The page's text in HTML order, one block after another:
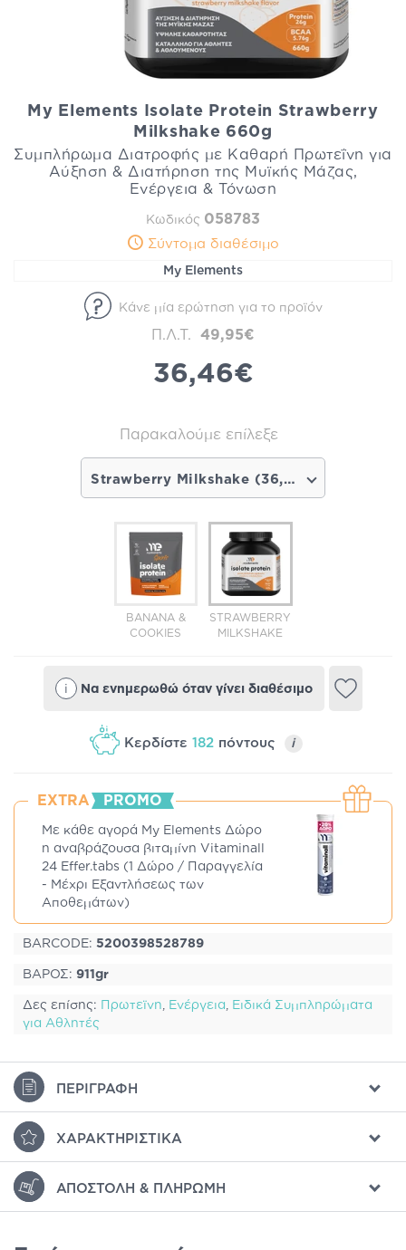
My Elements Isolate Protein Strawberry
Milkshake 660g
Συμπλήρωμα Διατροφής με Καθαρή Πρωτεΐνη για
Αύξηση & Διατήρηση της Μυϊκής Μάζας,
Ενέργεια & Τόνωση
Κωδικός 058783
Σύντομα διαθέσιμο
My Elements
Κάνε μία ερώτηση για το προϊόν
Π.Λ.Τ. 49,95€
36,46€
Παρακαλούμε επίλεξε
Strawberry Milkshake (36,46€) - Σύντομα διαθέσιμο
BANANA &
COOKIES
STRAWBERRY
MILKSHAKE
i Να ενημερωθώ όταν γίνει διαθέσιμο
Κερδίστε 182 πόντους i
EXTRA PROMO
Με κάθε αγορά My Elements Δώρο
η αναβράζουσα βιταμίνη Vitaminall
24 Effer.tabs (1 Δώρο / Παραγγελία
- Μέχρι Εξαντλήσεως των
Αποθεμάτων)
BARCODE: 5200398528789
ΒΑΡΟΣ: 911gr
Δες επίσης: Πρωτεϊνη Ενέργεια
Ειδικά Συμπληρώματα
για Αθλητές
ΠΕΡΙΓΡΑΦΉ
ΧΑΡΑΚΤΗΡΙΣΤΙΚΆ
ΑΠΟΣΤΟΛΉ & ΠΛΗΡΩΜΉ